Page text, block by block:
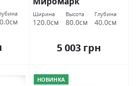
Ширина
120.0см
Высота
80.0см
Глубина
40.0см
5 003 грн
НОВИНКА